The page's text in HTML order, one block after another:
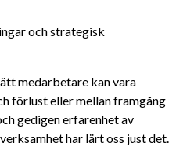
och strategisk
medarbetare kan vara
förlust eller mellan framgång
gedigen erfarenhet av
har lärt oss just det.